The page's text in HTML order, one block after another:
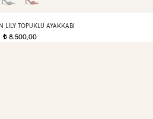
LILY TOPUKLU AYAKKABI
t8.500,00